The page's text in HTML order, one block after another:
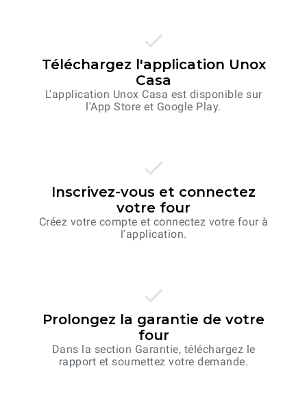
Téléchargez l'application Unox
Casa
L'application Unox Casa est disponible sur
l'App Store et Google Play.
Inscrivez-vous et connectez
votre four
Créez votre compte et connectez votre four à
l'application.
Prolongez la garantie de votre
four
Dans la section Garantie, téléchargez le
rapport et soumettez votre demande.